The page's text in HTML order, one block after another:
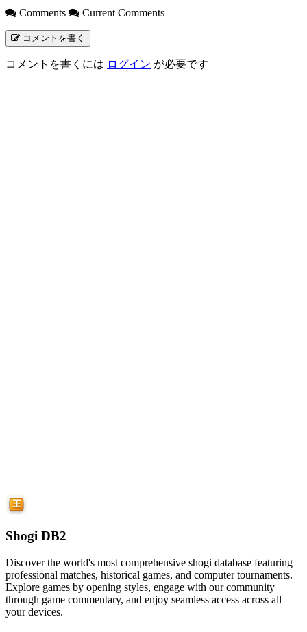
Comments Current Comments
コメントを書く
コメントを書くには ログイン が必要です
Shogi DB2
Discover the world's most comprehensive shogi database featuring
professional matches, historical games, and computer tournaments.
Explore games by opening styles, engage with our community
through game commentary, and enjoy seamless access across all
your devices.